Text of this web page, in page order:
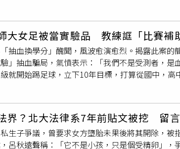
夫妻債務各自處理，除非夫妻共同生活費用、互
攻擊簡同學，她為此也呼籲教育圈的前輩、同
這麽優秀的簡老師。」黃湘仙補充，她前天才在
何一點消息，在這個大缺師的時期，我會一一公
甚至家長們，「我們一起用行動力讓簡同學和她
言區強調，「我的重點在：如果有些拐瓜劣棗
！啾咪！到時候找不到老師，就不要哭～」貼
明顯不對的事情切割掉就好了不是嗎？還是有
益結構不知道牽扯多少人」、「體育圈真的一堆
子敲掉，之後要靠大家的努力來守護這根正義的
大女足被當實驗品 教練誆「比賽補
抽血換學分」醜聞，風波愈演愈烈。揭露此案的
」抽血騙局，氣憤表示：「我們不是受測者，
就開始踢足球，立下10年目標，打算從國中，
假，暑期訓練就開始抽血的惡夢，以「檢測」
球賽的「羅浮堡折返跑」，全程共90分鐘，每15
姊曾在IG限時動態提到「這是做實驗的第幾天、
檢測。後來女足學生們發現抽血不是為了檢測，
足選手被抽血，從未拿到受試者費用，簡奇陞
校補助費用，要求上繳，用於比賽住宿、交通費
界？北大法律系7年前貼文被挖 留
生子爭議，曾要求女方墮胎未果後將其開除，被
呂秋遠聲稱：「它不是小孩，只是個受精卵」